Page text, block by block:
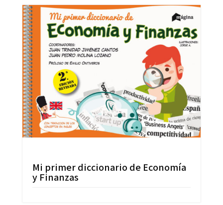
Mi primer diccionario de Economía
y Finanzas